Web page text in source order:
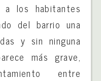
a los habitantes
del barrio una
y sin ninguna
más grave,
entre